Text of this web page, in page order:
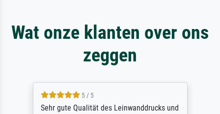
Wat onze klanten over ons
zeggen
5 / 5
Sehr gute Qualität des Leinwanddrucks und